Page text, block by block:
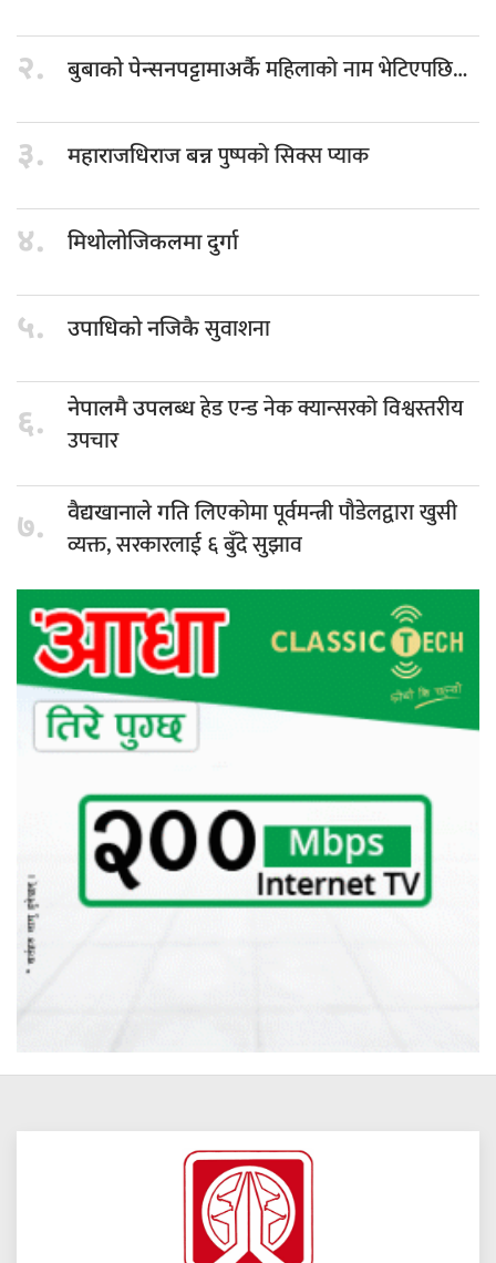
२. बुबाको पेन्सनपट्टामाअर्कैमहिलाको नाम भेटिएपछि…
३. महाराजधिराज बन्नपुष्पको सिक्स प्याक
४. मिथोलोजिकलमा दुर्गा
५. उपाधिको नजिकैसुवाशना
६. नेपालमै उपलब्धहेड एन्ड नेक क्यान्सरको विश्वस्तरीय
उपचार
७. वैद्यखानाले गतिलिएकोमा पूर्वमन्त्री पौडेलद्वारा खुसी
व्यक्त, सरकारलाई ६ बुँदे सुझाव